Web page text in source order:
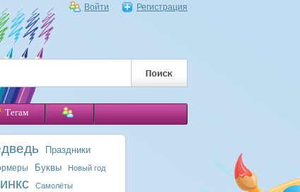
Войти Регистрация
Тегам
Праздники
Буквы Новый год
Самолёты